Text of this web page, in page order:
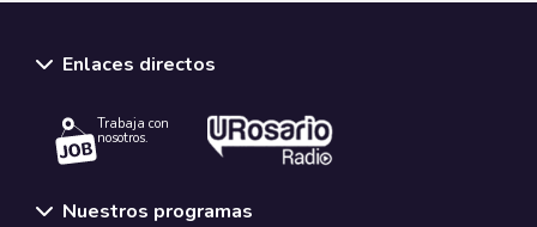
Enlaces directos
Trabaja con
nosotros.
Nuestros programas